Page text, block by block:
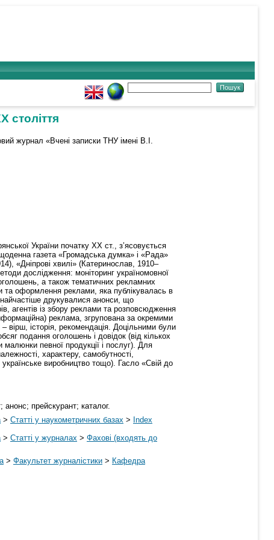
століття
журнал «Вчені записки ТНУ імені В.І.
України початку ХХ ст., з’ясовується
газета «Громадська думка» і «Рада»
«Дніпрові хвилі» (Катеринослав, 1910–
дослідження: моніторинг україномовної
а також тематичних рекламних
та оформлення реклами, яка публікувалась в
друкувалися анонси, що
агентів із збору реклами та розповсюдження
реклама, згрупована за окремими
історія, рекомендація. Доцільними були
подання оголошень і довідок (від кількох
певної продукції і послуг). Для
характеру, самобутності,
українське виробництво тощо). Гасло «Свій до
прейскурант; каталог.
> Статті у наукометричних базах > Index
> Статті у журналах > Фахові (входять до
> Факультет журналістики > Кафедра